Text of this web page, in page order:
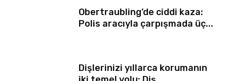
Obertraubling’de ciddi kaza:
Polis aracıyla çarpışmada üç...
Dişlerinizi yıllarca korumanın